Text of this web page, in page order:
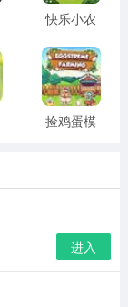
快乐小农
捡鸡蛋模
进入